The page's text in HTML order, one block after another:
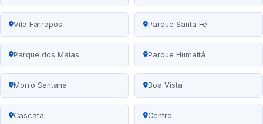
Vila Farrapos Parque Santa Fé
Parque dos Maias Parque Humaitá
Morro Santana Boa Vista
Cascata Centro